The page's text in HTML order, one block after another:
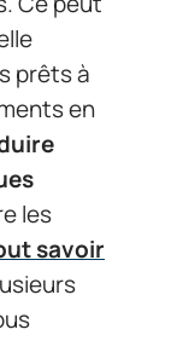
prêts à
en
les
savoir